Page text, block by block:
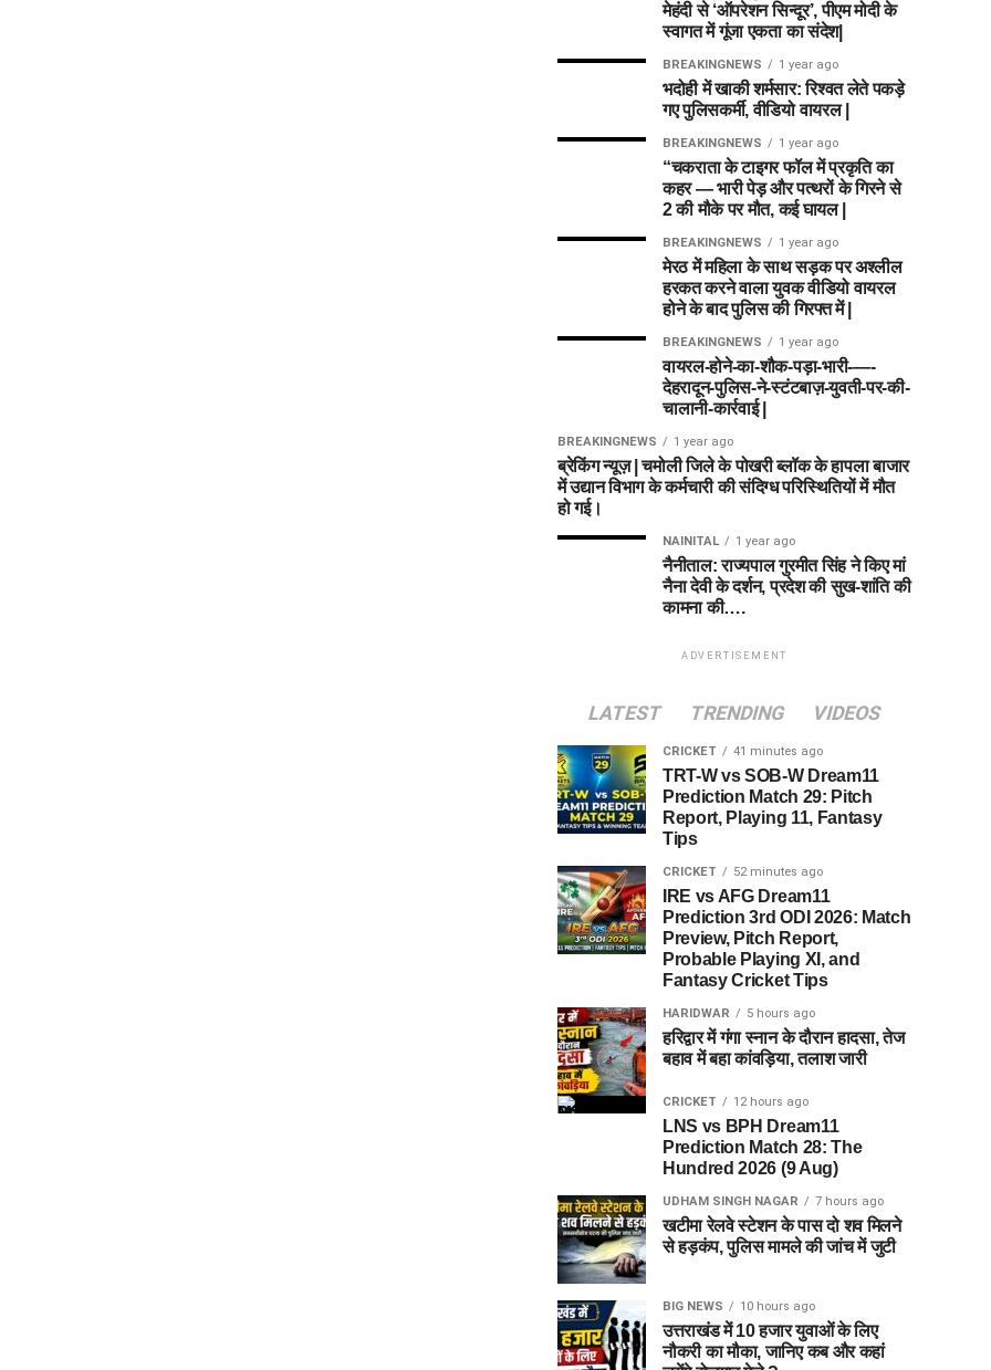
मेहंदी से ‘ऑपरेशन सिन्दूर’, पीएम मोदी के
स्वागत में गूंजा एकता का संदेश|
BREAKINGNEWS 1 year ago
भदोही में खाकी शर्मसार: रिश्वत लेते पकड़े
गए पुलिसकर्मी, वीडियो वायरल |
BREAKINGNEWS 1 year ago
“चकराता के टाइगर फॉल में प्रकृति का
कहर — भारी पेड़ और पत्थरों के गिरने से
2 की मौके पर मौत, कई घायल |
BREAKINGNEWS 1 year ago
मेरठ में महिला के साथ सड़क पर अश्लील
हरकत करने वाला युवक वीडियो वायरल
होने के बाद पुलिस की गिरफ्त में |
BREAKINGNEWS 1 year ago
वायरल-होने-का-शौक-पड़ा-भारी-—-
देहरादून-पुलिस-ने-स्टंटबाज़-युवती-पर-की-
चालानी-कार्रवाई |
BREAKINGNEWS 1 year ago
ब्रेकिंग न्यूज़ | चमोली जिले के पोखरी ब्लॉक के हापला बाजार
में उद्यान विभाग के कर्मचारी की संदिग्ध परिस्थितियों में मौत
हो गई।
NAINITAL 1 year ago
नैनीताल: राज्यपाल गुरमीत सिंह ने किए मां
नैना देवी के दर्शन, प्रदेश की सुख-शांति की
कामना की….
ADVERTISEMENT
LATEST TRENDING VIDEOS
CRICKET 41 minutes ago
TRT-W vs SOB-W Dream11
Prediction Match 29: Pitch
Report, Playing 11, Fantasy
Tips
CRICKET 52 minutes ago
IRE vs AFG Dream11
Prediction 3rd ODI 2026: Match
Preview, Pitch Report,
Probable Playing XI, and
Fantasy Cricket Tips
HARIDWAR 5 hours ago
हरिद्वार में गंगा स्नान के दौरान हादसा, तेज
बहाव में बहा कांवड़िया, तलाश जारी
CRICKET 12 hours ago
LNS vs BPH Dream11
Prediction Match 28: The
Hundred 2026 (9 Aug)
UDHAM SINGH NAGAR 7 hours ago
खटीमा रेलवे स्टेशन के पास दो शव मिलने
से हड़कंप, पुलिस मामले की जांच में जुटी
BIG NEWS 10 hours ago
उत्तराखंड में 10 हजार युवाओं के लिए
नौकरी का मौका, जानिए कब और कहां